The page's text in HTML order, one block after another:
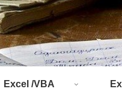
Excel /VBA